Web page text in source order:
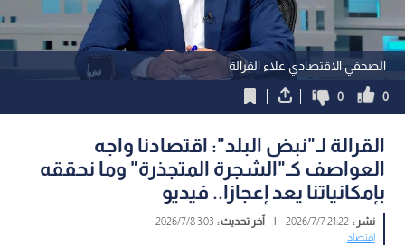
الصحفي الاقتصادي علاء القرالة
0
0
القرالة لـ"نبض البلد": اقتصادنا واجه
العواصف كـ"الشجرة المتجذرة" وما نحققه
بإمكانياتنا يعد إعجازا.. فيديو
نشر :21:22 2026/7/7
| آخر تحديث :3:03 2026/7/8
اقتصاد